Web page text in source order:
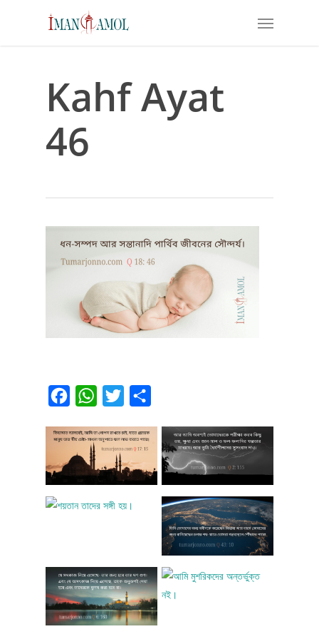
Menu
Kahf Ayat
46
FacebookWhatsApp
Twitter